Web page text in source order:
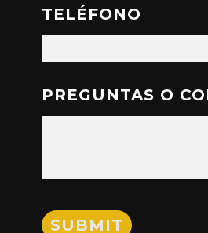
TELÉFONO
PREGUNTAS O